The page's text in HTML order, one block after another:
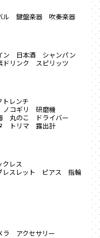
ル 鍵盤楽器
吹奏楽器
ン 日本酒
シャンパン
ドリンク
スピリッツ
トレンチ
ノコギリ
研磨機
丸のこ
ドライバー
トリマ
露出計
クレス
レスレット ピアス 指輪
ラ
アクセサリー